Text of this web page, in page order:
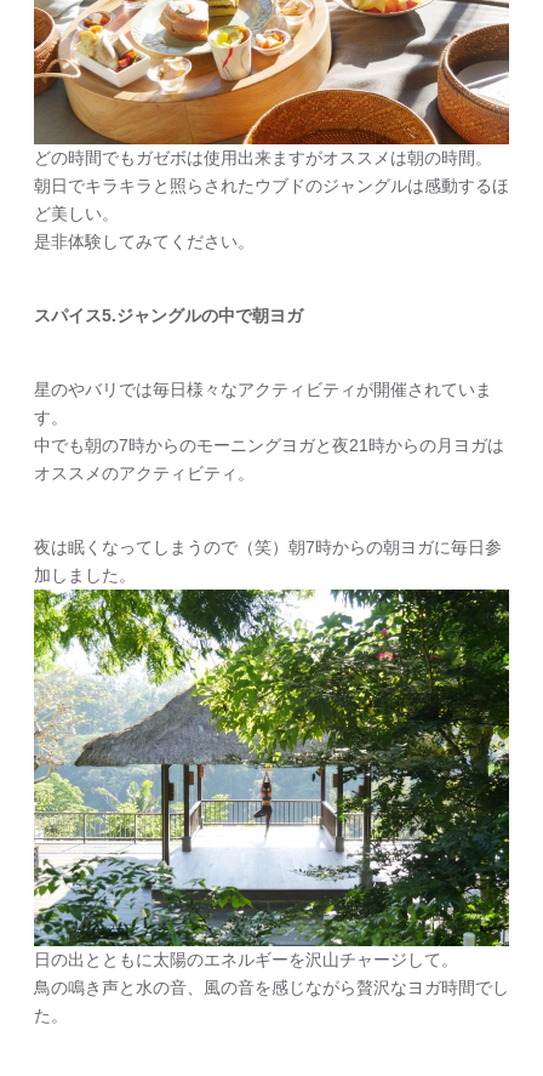
どの時間でもガゼボは使用出来ますがオススメは朝の時間。
朝日でキラキラと照らされたウブドのジャングルは感動するほ
ど美しい。
是非体験してみてください。
スパイス5.ジャングルの中で朝ヨガ
星のやバリでは毎日様々なアクティビティが開催されていま
す。
中でも朝の7時からのモーニングヨガと夜21時からの月ヨガは
オススメのアクティビティ。
夜は眠くなってしまうので（笑）朝7時からの朝ヨガに毎日参
加しました。
日の出とともに太陽のエネルギーを沢山チャージして。
鳥の鳴き声と水の音、風の音を感じながら贅沢なヨガ時間でし
た。